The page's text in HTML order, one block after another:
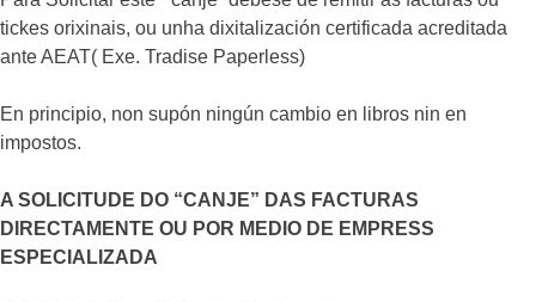
tickes orixinais, ou unha dixitalización certificada acreditada
ante AEAT( Exe. Tradise Paperless)
En principio, non supón ningún cambio en libros nin en
impostos.
A SOLICITUDE DO “CANJE” DAS FACTURAS
DIRECTAMENTE OU POR MEDIO DE EMPRESS
ESPECIALIZADA